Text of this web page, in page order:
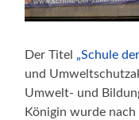
Der Titel „Schule
und
Umwelt- und
Königin wurde